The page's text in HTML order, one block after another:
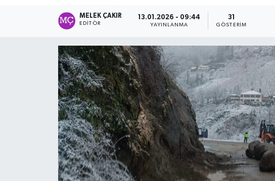
MELEK ÇAKIR
EDITÖR
13.01.2026 - 09:44
YAYINLANMA
31
GÖSTERIM